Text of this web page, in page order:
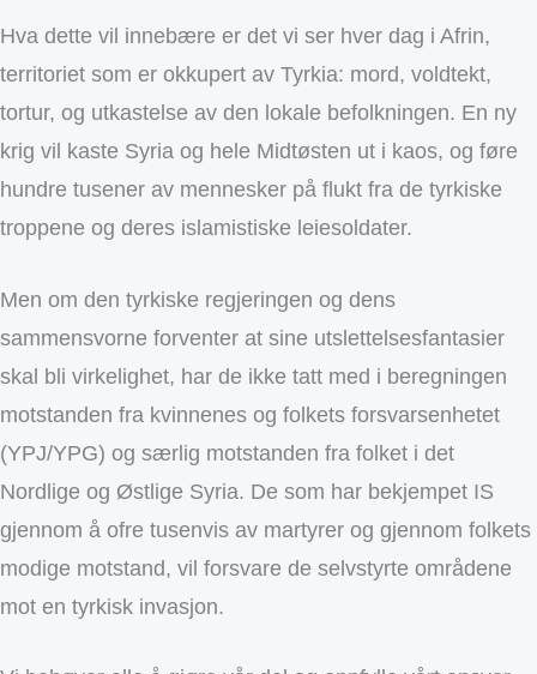
Hva dette vil innebære er det vi ser hver dag i Afrin,
territoriet som er okkupert av Tyrkia: mord, voldtekt,
tortur, og utkastelse av den lokale befolkningen. En ny
krig vil kaste Syria og hele Midtøsten ut i kaos, og føre
hundre tusener av mennesker på flukt fra de tyrkiske
troppene og deres islamistiske leiesoldater.
Men om den tyrkiske regjeringen og dens
sammensvorne forventer at sine utslettelsesfantasier
skal bli virkelighet, har de ikke tatt med i beregningen
motstanden fra kvinnenes og folkets forsvarsenhetet
(YPJ/YPG) og særlig motstanden fra folket i det
Nordlige og Østlige Syria. De som har bekjempet IS
gjennom å ofre tusenvis av martyrer og gjennom folkets
modige motstand, vil forsvare de selvstyrte områdene
mot en tyrkisk invasjon.